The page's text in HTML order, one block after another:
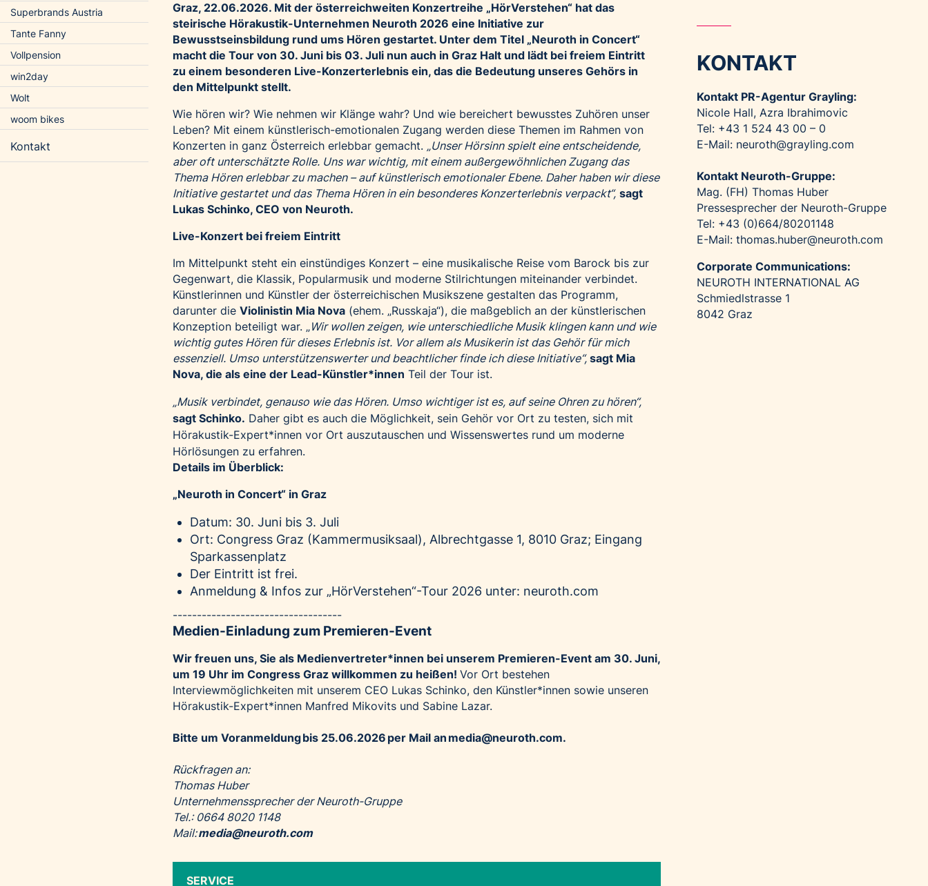
Superbrands Austria
Tante Fanny
Vollpension
win2day
Wolt
woom bikes
Kontakt
Graz, 22.06.2026. Mit der österreichweiten Konzertreihe „HörVerstehen“ hat das
steirische Hörakustik-Unternehmen Neuroth 2026 eine Initiative zur
Bewusstseinsbildung rund ums Hören gestartet. Unter dem Titel „Neuroth in Concert“
macht die Tour von 30. Juni bis 03. Juli nun auch in Graz Halt und lädt bei freiem Eintritt
zu einem besonderen Live-Konzerterlebnis ein, das die Bedeutung unseres Gehörs in
den Mittelpunkt stellt.
Wie hören wir? Wie nehmen wir Klänge wahr? Und wie bereichert bewusstes Zuhören unser
Leben? Mit einem künstlerisch-emotionalen Zugang werden diese Themen im Rahmen von
Konzerten in ganz Österreich erlebbar gemacht. „Unser Hörsinn spielt eine entscheidende,
aber oft unterschätzte Rolle. Uns war wichtig, mit einem außergewöhnlichen Zugang das
Thema Hören erlebbar zu machen – auf künstlerisch emotionaler Ebene. Daher haben wir diese
Initiative gestartet und das Thema Hören in ein besonderes Konzerterlebnis verpackt“, sagt
Lukas Schinko, CEO von Neuroth.
Live-Konzert bei freiem Eintritt
Im Mittelpunkt steht ein einstündiges Konzert – eine musikalische Reise vom Barock bis zur
Gegenwart, die Klassik, Popularmusik und moderne Stilrichtungen miteinander verbindet.
Künstlerinnen und Künstler der österreichischen Musikszene gestalten das Programm,
darunter die Violinistin Mia Nova (ehem. „Russkaja“), die maßgeblich an der künstlerischen
Konzeption beteiligt war. „Wir wollen zeigen, wie unterschiedliche Musik klingen kann und wie
wichtig gutes Hören für dieses Erlebnis ist. Vor allem als Musikerin ist das Gehör für mich
essenziell. Umso unterstützenswerter und beachtlicher finde ich diese Initiative“, sagt Mia
Nova, die als eine der Lead-Künstler*innen Teil der Tour ist.
„Musik verbindet, genauso wie das Hören. Umso wichtiger ist es, auf seine Ohren zu hören“,
sagt Schinko. Daher gibt es auch die Möglichkeit, sein Gehör vor Ort zu testen, sich mit
Hörakustik-Expert*innen vor Ort auszutauschen und Wissenswertes rund um moderne
Hörlösungen zu erfahren.
Details im Überblick:
„Neuroth in Concert“ in Graz
Datum: 30. Juni bis 3. Juli
Ort: Congress Graz (Kammermusiksaal), Albrechtgasse 1, 8010 Graz; Eingang
Sparkassenplatz
Der Eintritt ist frei.
Anmeldung & Infos zur „HörVerstehen“-Tour 2026 unter: neuroth.com
-----------------------------------
Medien-Einladung zum Premieren-Event
Wir freuen uns, Sie als Medienvertreter*innen bei unserem Premieren-Event am 30. Juni,
um 19 Uhr im Congress Graz willkommen zu heißen! Vor Ort bestehen
Interviewmöglichkeiten mit unserem CEO Lukas Schinko, den Künstler*innen sowie unseren
Hörakustik-Expert*innen Manfred Mikovits und Sabine Lazar.
Bitte um Voranmeldung bis 25.06.2026 per Mail an media@neuroth.com.
Rückfragen an:
Thomas Huber
Unternehmenssprecher der Neuroth-Gruppe
Tel.: 0664 8020 1148
Mail:media@neuroth.com
SERVICE
KONTAKT
Kontakt PR-Agentur Grayling:
Nicole Hall, Azra Ibrahimovic
Tel: +43 1 524 43 00 – 0
E-Mail: neuroth@grayling.com
Kontakt Neuroth-Gruppe:
Mag. (FH) Thomas Huber
Pressesprecher der Neuroth-Gruppe
Tel: +43 (0)664/80201148
E-Mail:thomas.huber@neuroth.com
Corporate Communications:
NEUROTH INTERNATIONAL AG
Schmiedlstrasse 1
8042 Graz